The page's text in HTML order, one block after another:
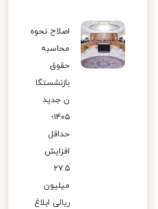
اصلاح نحوه
محاسبه
حقوق
بازنشستگا
ن جدید
۱۴۰۵؛
حداقل
افزایش
۲۷.۵
میلیون
ریالی ابلاغ